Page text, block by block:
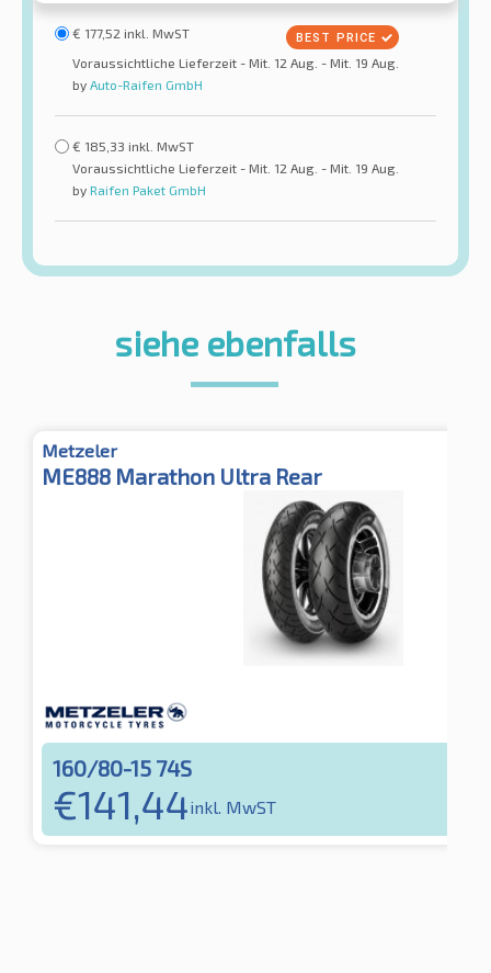
€ 177,52 inkl. MwST
Voraussichtliche Lieferzeit - Mit. 12 Aug. - Mit. 19 Aug.
by Auto-Raifen GmbH
€ 185,33 inkl. MwST
Voraussichtliche Lieferzeit - Mit. 12 Aug. - Mit. 19 Aug.
by Raifen Paket GmbH
siehe ebenfalls
Metzeler
ME888 Marathon Ultra Rear
160/80-15 74S
€141,44inkl. MwST